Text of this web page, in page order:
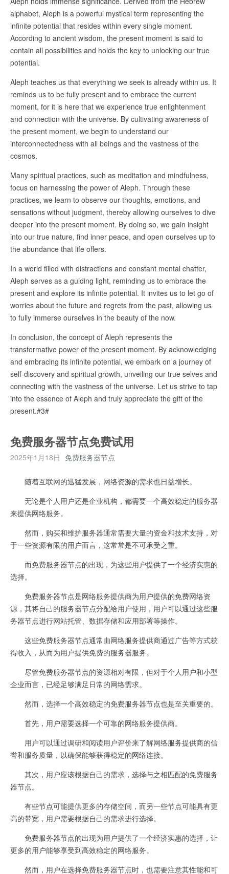
alphabet, Aleph is a powerful mystical term representing the
infinite potential that resides within every single moment.
According to ancient wisdom, the present moment is said to
contain all possibilities and holds the key to unlocking our true
potential.
Aleph teaches us that everything we seek is already within us. It
reminds us to be fully present and to embrace the current
moment, for it is here that we experience true enlightenment
and connection with the universe. By cultivating awareness of
the present moment, we begin to understand our
interconnectedness with all beings and the vastness of the
cosmos.
Many spiritual practices, such as meditation and mindfulness,
focus on harnessing the power of Aleph. Through these
practices, we learn to observe our thoughts, emotions, and
sensations without judgment, thereby allowing ourselves to dive
deeper into the present moment. By doing so, we gain insight
into our true nature, find inner peace, and open ourselves up to
the abundance that life offers.
In a world filled with distractions and constant mental chatter,
Aleph serves as a guiding light, reminding us to embrace the
present and explore its infinite potential. It invites us to let go of
worries about the future and regrets from the past, allowing us
to fully immerse ourselves in the beauty of the now.
In conclusion, the concept of Aleph represents the
transformative power of the present moment. By acknowledging
and embracing its infinite potential, we embark on a journey of
self-discovery and spiritual growth, unveiling our true selves and
connecting with the vastness of the universe. Let us strive to tap
into the essence of Aleph and truly appreciate the gift of the
present.#3#
免费服务器节点免费试用
2025年1月18日 免费服务器节点
随着互联网的迅猛发展，网络资源的需求也日益增长。
无论是个人用户还是企业机构，都需要一个高效稳定的服务器
来提供网络服务。
然而，购买和维护服务器通常需要大量的资金和技术支持，对
于一些资源有限的用户而言，这常常是不可承受之重。
而免费服务器节点的出现，为这些用户提供了一个经济实惠的
选择。
免费服务器节点是网络服务提供商为用户提供的免费网络资
源，其将自己的服务器节点分配给用户使用，用户可以通过这些服
务器节点进行网站托管、数据存储和应用部署等操作。
这些免费服务器节点通常由网络服务提供商通过广告等方式获
得收入，从而为用户提供免费的服务器服务。
尽管免费服务器节点的资源相对有限，但对于个人用户和小型
企业而言，已经足够满足日常的网络需求。
然而，选择一个高效稳定的免费服务器节点也是至关重要的。
首先，用户需要选择一个可靠的网络服务提供商。
用户可以通过调研和阅读用户评价来了解网络服务提供商的信
誉和服务质量，以确保能够获得稳定的网络连接。
其次，用户应该根据自己的需求，选择与之相匹配的免费服务
器节点。
有些节点可能提供更多的存储空间，而另一些节点可能具有更
高的带宽，用户需要根据自己的需求进行选择。
免费服务器节点的出现为用户提供了一个经济实惠的选择，让
更多的用户能够享受到高效稳定的网络服务。
然而，用户在选择免费服务器节点时，也需要注意其性能和可